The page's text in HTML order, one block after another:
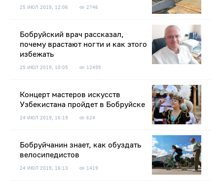
25 ИЮЛ 2019, 12:06 2746
Бобруйский врач рассказал,
почему врастают ногти и как этого
избежать
25 ИЮЛ 2019, 10:05 12495
Концерт мастеров искусств
Узбекистана пройдет в Бобруйске
24 ИЮЛ 2019, 16:19 624
Бобруйчанин знает, как обуздать
велосипедистов
24 ИЮЛ 2019, 16:13 1419